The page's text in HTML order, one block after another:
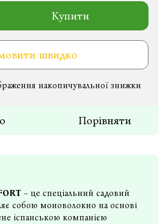
Купити
швидко
накопичувальної знижки
Порівняти
– це спеціальний садовий
собою моноволокно на основі
іспанською компанією